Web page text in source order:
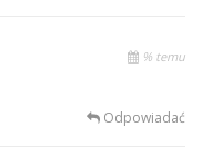
% temu
Odpowiadać